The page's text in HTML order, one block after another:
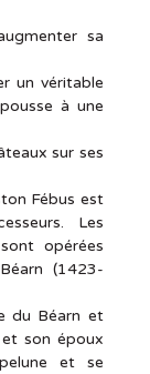
sa
un véritable
à une
sur ses
Fébus est
Les
opérées
(1423-
du Béarn et
son époux
et se